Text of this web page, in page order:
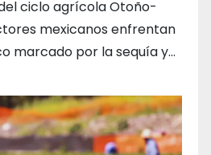
ciclo agrícola Otoño-
mexicanos enfrentan
marcado por la sequía y…